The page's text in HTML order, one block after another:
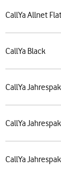
CallYa Allnet Flat
CallYa Black
CallYa
CallYa
CallYa